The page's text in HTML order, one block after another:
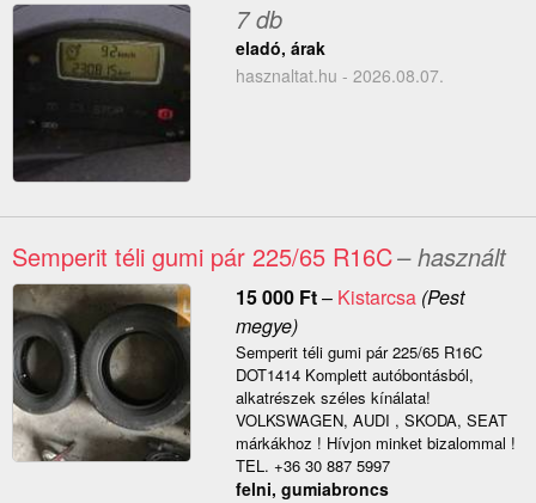
7 db
eladó, árak
hasznaltat.hu - 2026.08.07.
Semperit téli gumi pár 225/65 R16C– használt
15 000 Ft– Kistarcsa(Pest
megye)
Semperit téli gumi pár 225/65 R16C
DOT1414 Komplett autóbontásból,
alkatrészek széles kínálata!
VOLKSWAGEN, AUDI , SKODA, SEAT
márkákhoz ! Hívjon minket bizalommal !
TEL. +36 30 887 5997
felni, gumiabroncs